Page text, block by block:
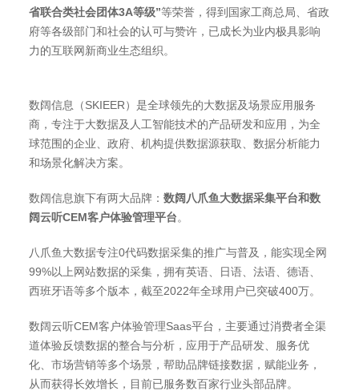
省联合类社会团体3A等级”等荣誉，得到国家工商总局、省政
府等各级部门和社会的认可与赞许，已成长为业内极具影响
力的互联网新商业生态组织。
数阔信息（SKIEER）是全球领先的大数据及场景应用服务
商，专注于大数据及人工智能技术的产品研发和应用，为全
球范围的企业、政府、机构提供数据源获取、数据分析能力
和场景化解决方案。
数阔信息旗下有两大品牌： 数阔 八爪鱼大数据采集平台和数
阔云听CEM客户体验管理平台。
八爪鱼大数据专注0代码数据采集的推广与普及，能实现全网
99%以上网站数据的采集，拥有英语、日语、法语、德语、
西班牙语等多个版本，截至2022年全球用户已突破400万。
数阔云听CEM客户体验管理Saas平台，主要通过消费者全渠
道体验反馈数据的整合与分析，应用于产品研发、服务优
化、市场营销等多个场景，帮助品牌链接数据，赋能业务，
从而获得长效增长，目前已服务数百家行业头部品牌。